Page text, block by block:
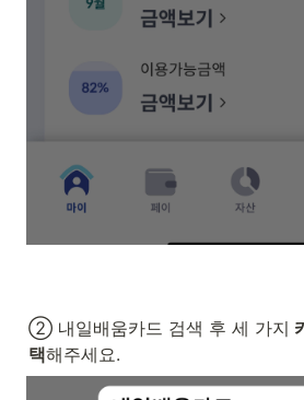
② 내일배움카드 검색 후 세 가지
택해주세요.